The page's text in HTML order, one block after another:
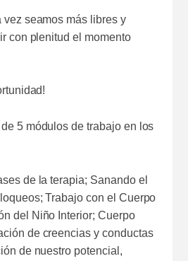
vez seamos más libres y
con plenitud el momento
5 módulos de trabajo en los
de la terapia; Sanando el
Trabajo con el Cuerpo
del Niño Interior; Cuerpo
de creencias y conductas
de nuestro potencial,